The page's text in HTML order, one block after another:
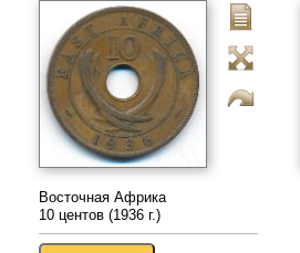
Восточная Африка
10 центов (1936 г.)